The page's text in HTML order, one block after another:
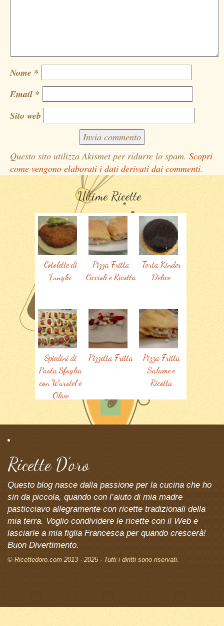
Nome *
Email *
Sito web
Questo sito utilizza Akismet per ridurre lo spam. Scopri
come vengono elaborati i dati derivati dai commenti.
Ultime Ricette
Torta Kinder
Delice
Pizza Fritta
Ciccioli e Ricotta
Cotolette di
Funghi
Pizza Fritta
Salame e
Ricotta
Pizzetta Fritta
Spiedini di
Pasta Sfoglia
con Wurstel e
Olive
Ricette D’oro
Questo blog nasce dalla passione per la cucina che ho
sin da piccola, quando con l’aiuto di mia madre
pasticciavo allegramente con ricette tradizionali della
mia terra. Voglio condividere le ricette con il Web e
lasciarle a mia figlia Francesca per quando crescerà!
Buon Divertimento.
© Ricettedoro.com 2013 - 2025 - Tutti i diritti sono riservati.